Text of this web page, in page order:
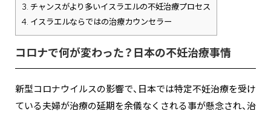
3. チャンスがより多いイスラエルの不妊治療プロセス
4. イスラエルならではの治療カウンセラー
コロナで何が変わった？日本の不妊治療事情
新型コロナウイルスの影響で、日本では特定不妊治療を受け
ている夫婦が治療の延期を余儀なくされる事が懸念され、治